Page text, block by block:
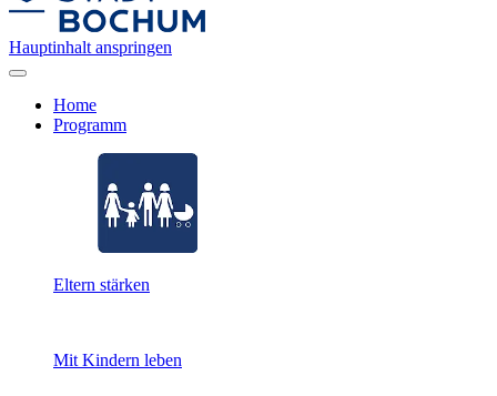
Hauptinhalt anspringen
Home
Programm
Eltern stärken
Mit Kindern leben